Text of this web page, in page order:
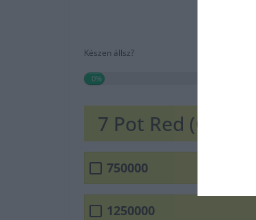
Készen állsz?
0%
7 Pot Red (Giant)
750000
1250000